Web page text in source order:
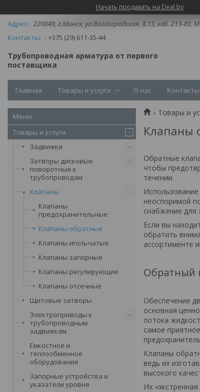
Начать продавать на Deal.by
220049, г.Минск, ул.Волгоградская, д.13, каб. 213-89,
+375 (29) 611-35-44
Трубопроводная арматура от первого
поставщика
Главная Товары и услуги О нас Контакты
Товары и услуги
Задвижки
Затворы дисковые
поворотные к
трубопроводам
Клапаны
Клапаны
предохранительные
Клапаны обратные
Клапаны игольчатые
Клапаны запорные
Клапаны регулирующие
Клапаны отсечные
Щитовые затворы
Электроприводы к
трубопроводным
задвижкам
Емкостное и
теплообменное
оборудование
Запорные устройства и
указатели уровня
Товары и
Клапаны
Обратные
чтобы
течении.
неоспоримой
снабжение для
Если вы
обратить
ассортименте
Обратный
Обеспечение
основная
потока
самое
Клапаны
ведь их
высокого
Их